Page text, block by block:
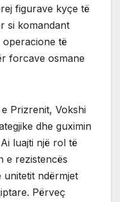
figurave kyçe të
si komandant
të
forcave osmane
Prizrenit, Vokshi
dhe guximin
luajti një rol të
e rezistencës
ndërmjet
Përveç